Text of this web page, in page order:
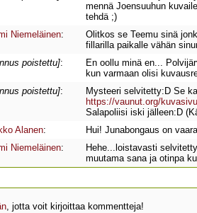
mennä Joensuuhun
tehdä ;)
Niemeläinen:
Olitkos se Teemu sinä
fillarilla paikalle vähän
poistettu]:
En oollu minä en...
kun varmaan olisi
poistettu]:
Mysteeri selvitetty:D Se
https://vaunut.org/
Salapoliisi iski jälleen:D
Alanen:
Hui! Junabongaus on
Niemeläinen:
Hehe...loistavasti
muutama sana ja otinpa
, jotta voit kirjoittaa kommentteja!